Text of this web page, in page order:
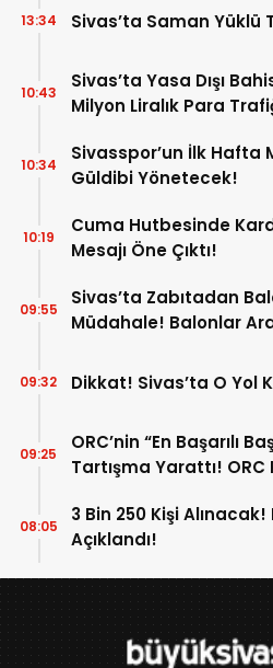
Sivas’ta Saman Yüklü
13:34
Sivas’ta Yasa Dışı
Milyon Liralık Para
10:43
Sivasspor’un İlk Hafta
Güldibi Yönetecek!
10:34
Cuma Hutbesinde
Mesajı Öne Çıktı!
10:19
Sivas’ta Zabıtadan
Müdahale! Balonlar
09:55
Dikkat! Sivas’ta O Yol
09:32
ORC’nin “En Başarılı
Tartışma Yarattı! ORC
09:25
3 Bin 250 Kişi
Açıklandı!
08:05